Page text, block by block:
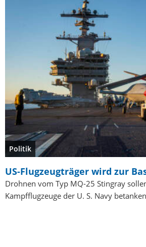
Politik
US-Flugzeugträger wird zur
Drohnen vom Typ MQ-25 Stingray
Kampfflugzeuge der U. S. Navy